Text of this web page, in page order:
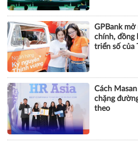
GPBank
chính, đồng
triển số của
Cách
chặng
theo